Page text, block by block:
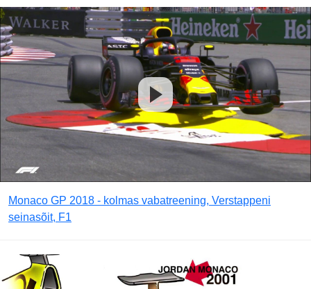
Monaco GP 2018 - kolmas vabatreening, Verstappeni
seinasõit, F1